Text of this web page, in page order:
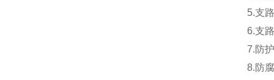
5.支
6.支
7.防
8.防